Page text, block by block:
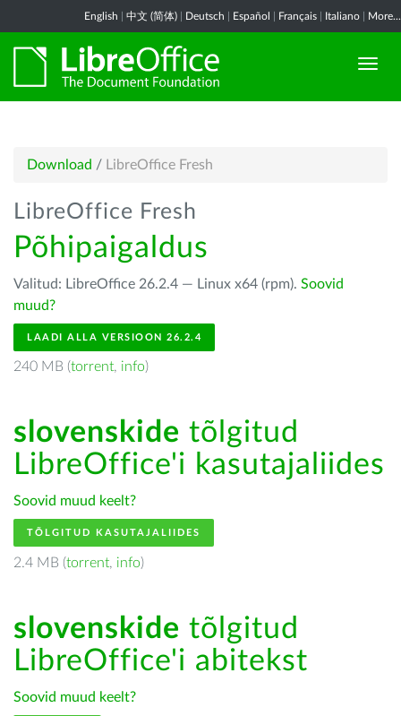
English 中文 (简体) Deutsch Español Français Italiano More...
Download / LibreOffice Fresh
LibreOffice Fresh
Põhipaigaldus
Valitud: LibreOffice 26.2.4 — Linux x64 (rpm). Soovid
muud?
LAADI ALLA VERSIOON 26.2.4
240 MB (torrent, info)
slovenskide tõlgitud
LibreOffice'i kasutajaliides
Soovid muud keelt?
TÕLGITUD KASUTAJALIIDES
2.4 MB (torrent, info)
slovenskide tõlgitud
LibreOffice'i abitekst
Soovid muud keelt?